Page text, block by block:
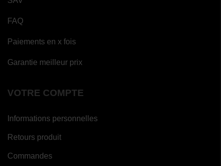
FAQ
Paiements en x fois
Garantie meilleur prix
VOTRE COMPTE
Informations personnelles
Retours produit
Commandes